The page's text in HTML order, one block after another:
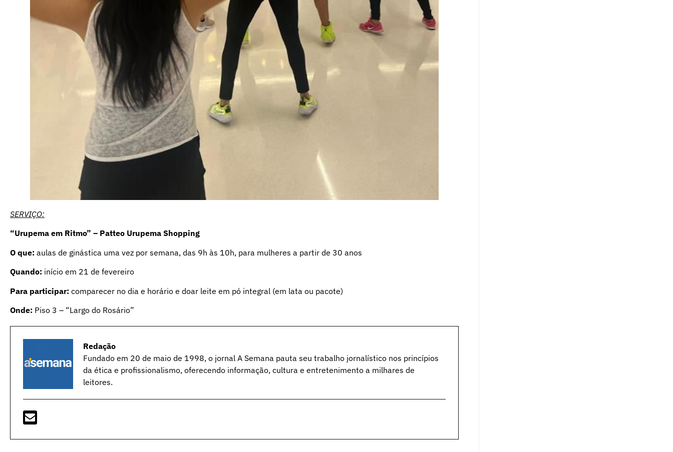
SERVIÇO:
“Urupema em Ritmo” – Patteo Urupema Shopping
O que: aulas de ginástica uma vez por semana, das 9h às 10h, para mulheres a partir de 30 anos
Quando: início em 21 de fevereiro
Para participar: comparecer no dia e horário e doar leite em pó integral (em lata ou pacote)
Onde: Piso 3 – “Largo do Rosário”
Redação
Fundado em 20 de maio de 1998, o jornal A Semana pauta seu trabalho jornalístico nos princípios
da ética e profissionalismo, oferecendo informação, cultura e entretenimento a milhares de
leitores.